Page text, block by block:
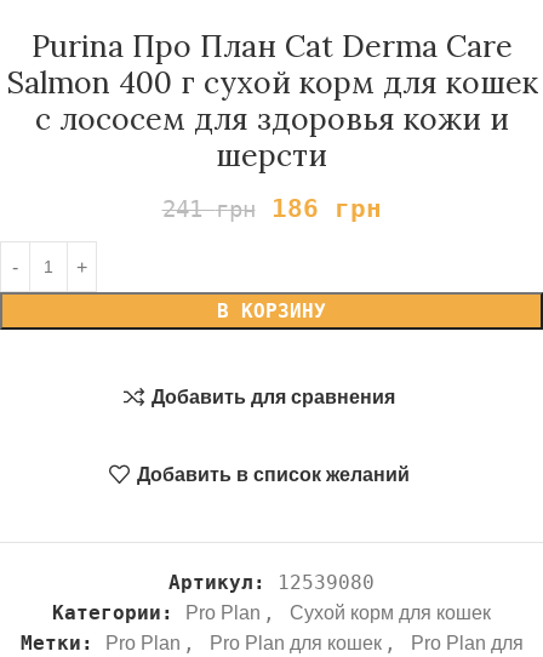
Purina Про План Cat Derma Care
Salmon 400 г сухой корм для кошек
с лососем для здоровья кожи и
шерсти
241грн 186 грн
В КОРЗИНУ
Добавить для сравнения
Добавить в список желаний
Артикул:
12539080
Категории:
Pro Plan , Сухой корм для кошек
Метки: Pro Plan , Pro Plan для кошек ,
Pro Plan для